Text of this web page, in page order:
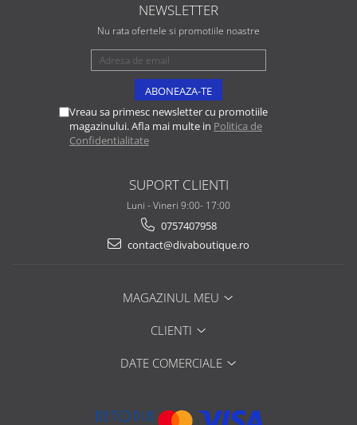
NEWSLETTER
Nu rata ofertele si promotiile noastre
Vreau sa primesc newsletter cu promotiile
magazinului. Afla mai multe in Politica de
Confidentialitate
SUPORT CLIENTI
Luni - Vineri 9:00- 17:00
0757407958
contact@divaboutique.ro
MAGAZINUL MEU
CLIENTI
DATE COMERCIALE